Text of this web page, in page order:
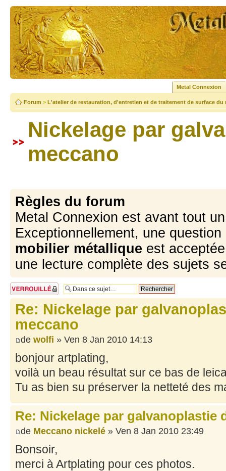
Metal Connexion
Forum > L'atelier de restauration, d'entretien et de traitement de surface du
Nickelage par
meccano
Règles du forum
Metal Connexion est avant tout
Exceptionnellement, une
mobilier métallique est
une lecture complète des sujets
Sujet verrouillé
Re: Nickelage par
meccano
de wolfi » Ven 8 Jan 2010 14:13
bonjour artplating,
voilà un beau résultat sur ce bas de
Tu as bien su préserver la netteté des
Re: Nickelage par galvanoplastie
de Meccano nickelé » Ven 8 Jan 2010 23:49
Bonsoir,
merci à Artplating pour ces photos.